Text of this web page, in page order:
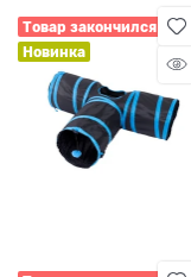
Товар закончился
Новинка